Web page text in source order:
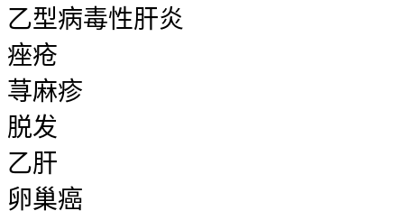
乙型病毒性肝炎
痤疮
荨麻疹
脱发
乙肝
卵巢癌